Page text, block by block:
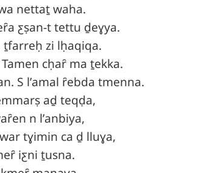
nettaṯ waha.
ƹṣan-t tettu ḏeɣya.
ṯfarreḥ zi lḥaqiqa.
cḥaȓ ma ṯekka.
S lʼamal ȓebda tmenna.
aḏ teqḍa,
n lʼanbiya,
tɣimin ca ḏ lluɣa,
iƹni ṯusna.